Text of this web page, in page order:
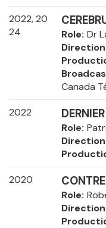
2022, 20
24
Role Dr
Direction
Canada
2022
Role
Direction
2020
Role
Direction